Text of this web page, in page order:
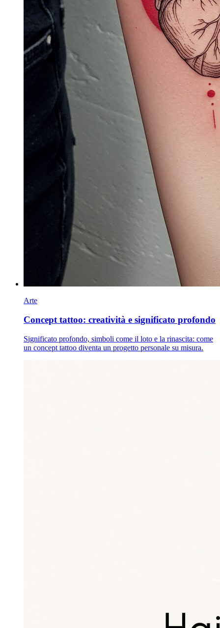
Arte
Concept tattoo: creatività e significato profondo
Significato profondo, simboli come il loto e la rinascita: come
un concept tattoo diventa un progetto personale su misura.